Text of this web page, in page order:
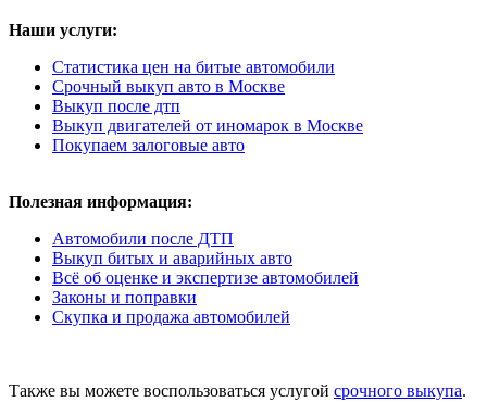
Наши услуги:
Статистика цен на битые автомобили
Срочный выкуп авто в Москве
Выкуп после дтп
Выкуп двигателей от иномарок в Москве
Покупаем залоговые авто
Полезная информация:
Автомобили после ДТП
Выкуп битых и аварийных авто
Всё об оценке и экспертизе автомобилей
Законы и поправки
Скупка и продажа автомобилей
Также вы можете воспользоваться услугой срочного выкупа.